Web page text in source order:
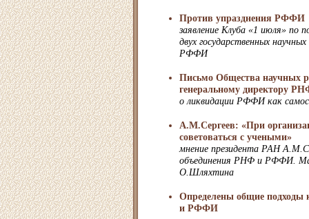
Против упразднения РФФИ
заявление Клуба «1 июля» по
двух государственных
РФФИ
Письмо Общества научных
генеральному директору
о ликвидации РФФИ как
А.М.Сергеев: «При
советоваться с учеными»
мнение президента РАН
объединения РНФ и РФФИ.
О.Шляхтина
Определены общие
и РФФИ